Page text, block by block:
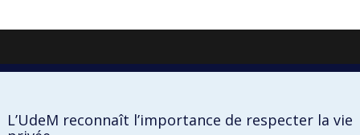
L’UdeM reconnaît l’importance de respecter la vie